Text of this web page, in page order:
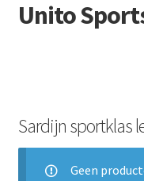
Unito
Algemene
Sardijn sportklas
Geen